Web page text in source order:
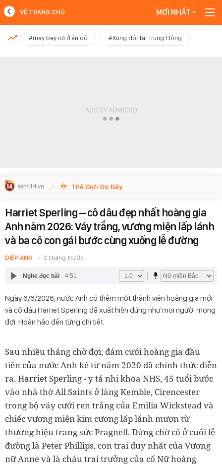
MỚI NHẤT
VỀ TRANG CHỦ MỚI NHẤT
#máy bay rơi ở ấn độ #Xung đột tại Trung Đông
Thế Giới Đó Đây
Harriet Sperling – cô dâu đẹp nhất hoàng gia
Anh năm 2026: Váy trắng, vương miện lấp lánh
và ba cô con gái bước cùng xuống lễ đường
DIỆP ANH 2 tháng trước
Nghe đọc bài 4:51
Ngày 6/6/2026, nước Anh có thêm một thành viên hoàng gia mới
và cô dâu Harriet Sperling đã xuất hiện đúng như mọi người mong
đợi: Hoàn hảo đến từng chi tiết.
Sau nhiều tháng chờ đợi, đám cưới hoàng gia đầu
tiên của nước Anh kể từ năm 2020 đã chính thức diễn
ra. Harriet Sperling - y tá nhi khoa NHS, 45 tuổi bước
vào nhà thờ All Saints ở làng Kemble, Cirencester
trong bộ váy cưới ren trắng của Emilia Wickstead và
chiếc vương miện kim cương lấp lánh mượn từ
thương hiệu trang sức Pragnell. Đứng chờ cô ở cuối lễ
đường là Peter Phillips, con trai duy nhất của Vương
nữ Anne và là cháu trai trưởng của cố Nữ hoàng